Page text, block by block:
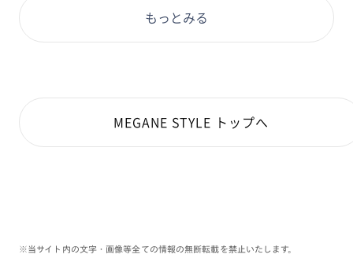
もっとみる
MEGANE STYLE トップへ
※当サイト内の文字・画像等全ての情報の無断転載を禁止いたします。